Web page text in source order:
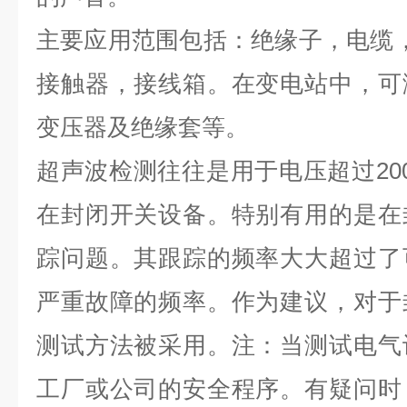
主要应用范围包括：绝缘子，电缆
接触器，接线箱。在变电站中，
变压器及绝缘套等。
超声波检测往往是用于电压超过
在封闭开关设备。特别有用的是
踪问题。其跟踪的频率大大超过
严重故障的频率。作为建议，对
测试方法被采用。注：当测试电
工厂或公司的安全程序。有疑问